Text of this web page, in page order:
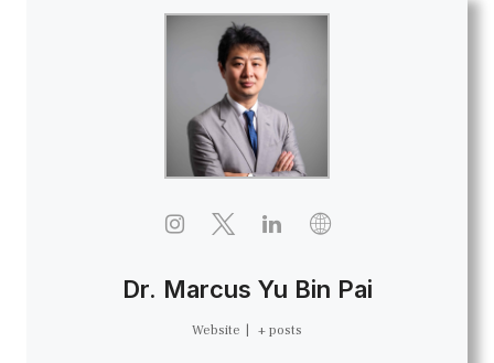
Dr. Marcus Yu Bin Pai
Website + posts